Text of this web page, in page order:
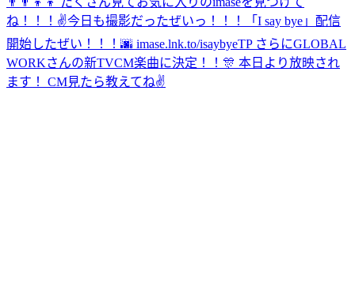
ね！！！✌️今日も撮影だったぜいっ！！！
「I say bye」配信
開始したぜい！！！🌆 imase.lnk.to/isaybyeTP さらにGLOBAL
WORKさんの新TVCM楽曲に決定！！🎊 本日より放映され
ます！ CM見たら教えてね✌️